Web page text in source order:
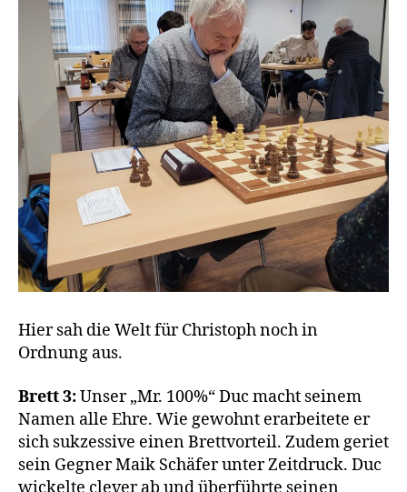
Hier sah die Welt für Christoph noch in
Ordnung aus.
Brett 3:Unser „Mr. 100%“ Duc macht seinem
Namen alle Ehre. Wie gewohnt erarbeitete er
sich sukzessive einen Brettvorteil. Zudem geriet
sein Gegner Maik Schäfer unter Zeitdruck. Duc
wickelte clever ab und überführte seinen